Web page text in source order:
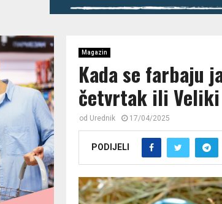
Magazin
Kada se farbaju
četvrtak ili
od Urednik 17/04/2025
PODIJELI